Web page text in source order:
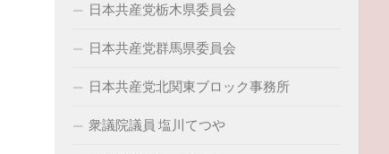
日本共産党栃木県委員会
日本共産党群馬県委員会
日本共産党北関東ブロック事務所
衆議院議員 塩川てつや